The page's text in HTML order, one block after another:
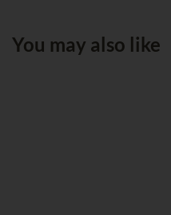
You may also like